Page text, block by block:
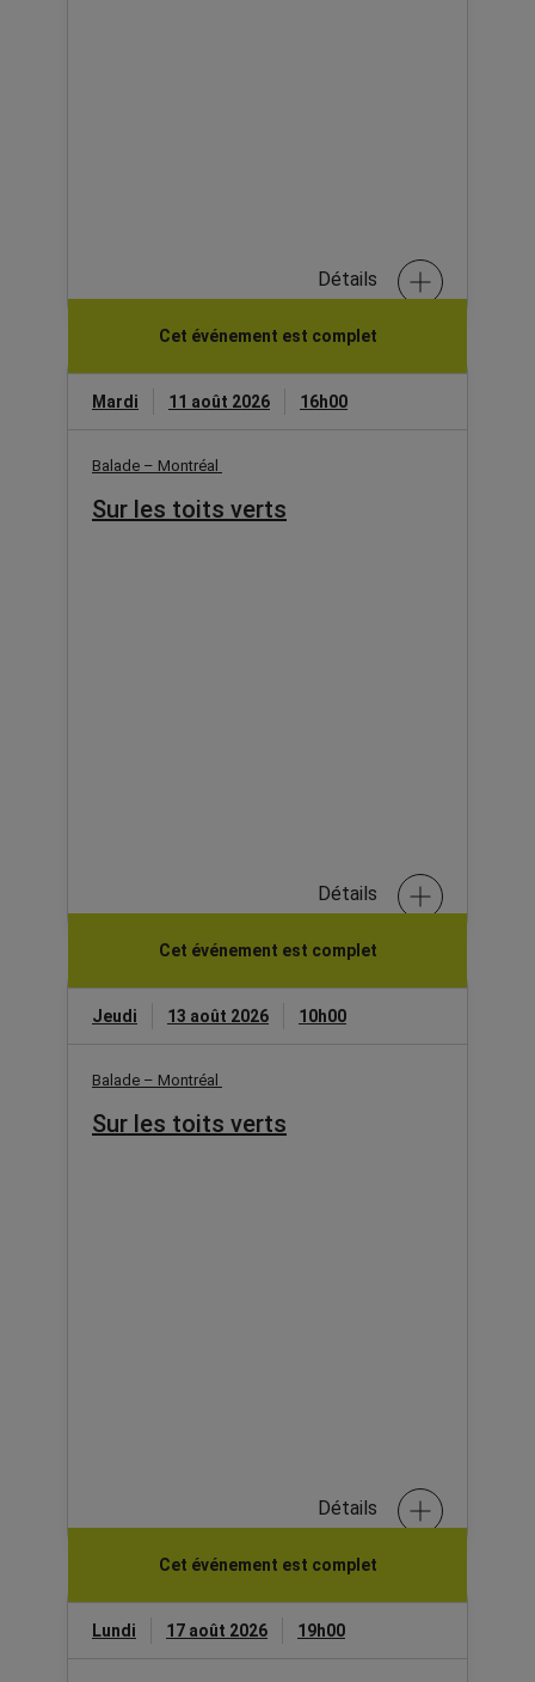
Détails
Cet événement est complet
Mardi 11 août 2026 16h00
Balade – Montréal
Sur les toits verts
Détails
Cet événement est complet
Jeudi 13 août 2026 10h00
Balade – Montréal
Sur les toits verts
Détails
Cet événement est complet
Lundi 17 août 2026 19h00